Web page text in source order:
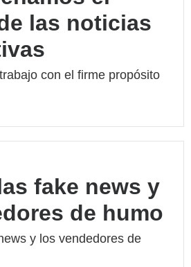
las noticias
con el firme propósito
fake news y
de humo
y los vendedores de